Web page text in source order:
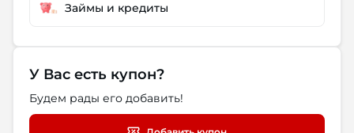
Займы и кредиты
У Вас есть купон?
Будем рады его добавить!